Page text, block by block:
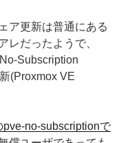
ア更新は普通にある
レだったようで、
Subscription
(Proxmox VE
pve-no-subscriptionで